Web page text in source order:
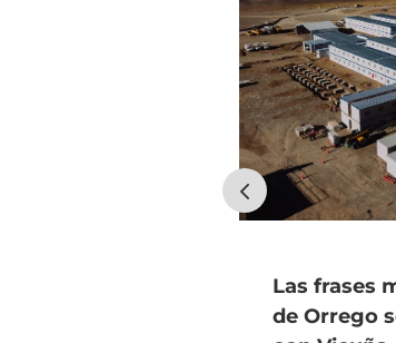
Las frases
de Orrego